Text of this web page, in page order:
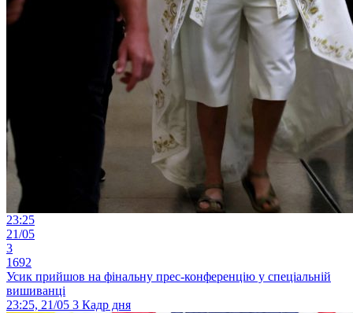
23:25
21/05
3
1692
Усик прийшов на фінальну прес-конференцію у спеціальній
вишиванці
23:25, 21/05 3 Кадр дня